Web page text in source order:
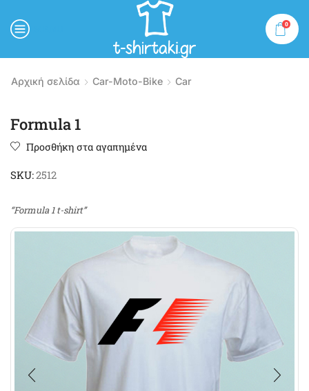
0
Αρχική σελίδα Car-Moto-Bike Car
Formula 1
Προσθήκη στα αγαπημένα
SKU:2512
“Formula 1 t-shirt”